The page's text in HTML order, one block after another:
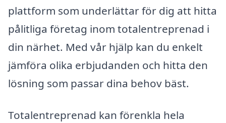
plattform som underlättar för dig att hitta
pålitliga företag inom totalentreprenad i
din närhet. Med vår hjälp kan du enkelt
jämföra olika erbjudanden och hitta den
lösning som passar dina behov bäst.
Totalentreprenad kan förenkla hela